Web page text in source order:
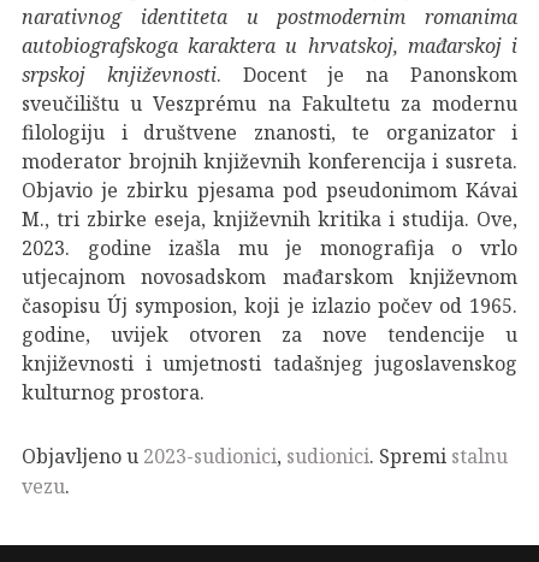
narativnog identiteta u postmodernim romanima
autobiografskoga karaktera u hrvatskoj, mađarskoj i
srpskoj književnosti. Docent je na Panonskom
sveučilištu u Veszprému na Fakultetu za modernu
filologiju i društvene znanosti, te organizator i
moderator brojnih književnih konferencija i susreta.
Objavio je zbirku pjesama pod pseudonimom Kávai
M., tri zbirke eseja, književnih kritika i studija. Ove,
2023. godine izašla mu je monografija o vrlo
utjecajnom novosadskom mađarskom književnom
časopisu Új symposion, koji je izlazio počev od 1965.
godine, uvijek otvoren za nove tendencije u
književnosti i umjetnosti tadašnjeg jugoslavenskog
kulturnog prostora.
Objavljeno u 2023-sudionici, sudionici. Spremi stalnu
vezu.